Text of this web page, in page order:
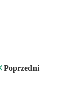
Poprzedni